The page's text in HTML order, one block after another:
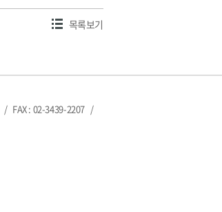
목록보기
/ FAX : 02-3439-2207 /